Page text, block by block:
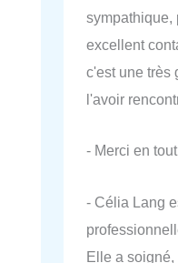
sympathique,
excellent
c'est une très
l'avoir
- Merci en
- Célia Lang
Elle a